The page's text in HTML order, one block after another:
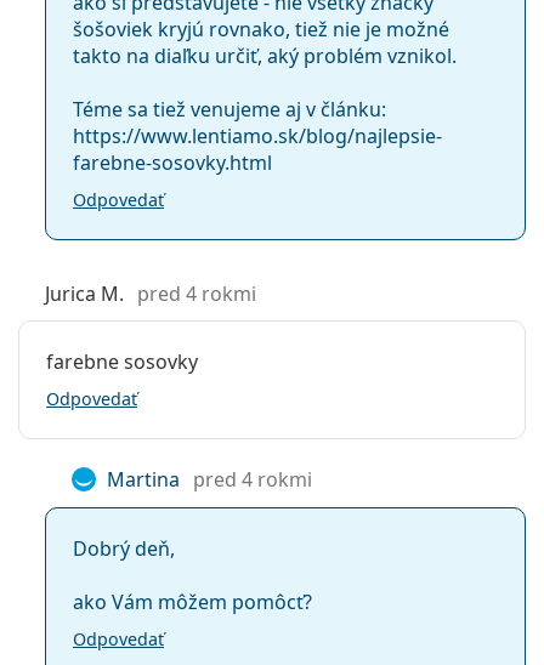
šošoviek kryjú rovnako, tiež nie je možné
takto na diaľku určiť, aký problém vznikol.
Téme sa tiež venujeme aj v článku:
https://www.lentiamo.sk/blog/najlepsie-
farebne-sosovky.html
Odpovedať
Jurica M. pred 4 rokmi
farebne sosovky
Odpovedať
Martina pred 4 rokmi
Dobrý deň,
ako Vám môžem pomôcť?
Odpovedať